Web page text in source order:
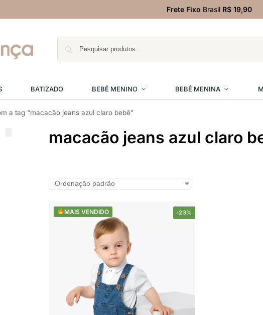
Frete Fixo Brasil R$ 19,90
BATIZADO BEBÊ MENINO BEBÊ MENINA
a tag “macacão jeans azul claro bebê”
macacão jeans azul claro
-23%
MAIS VENDIDO